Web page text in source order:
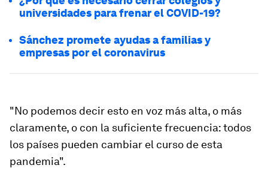
universidades para frenar el COVID-19?
Sánchez promete ayudas a familias y
empresas por el coronavirus
"No podemos decir esto en voz más alta, o más
claramente, o con la suficiente frecuencia:todos
los países pueden cambiar el curso de esta
pandemia".